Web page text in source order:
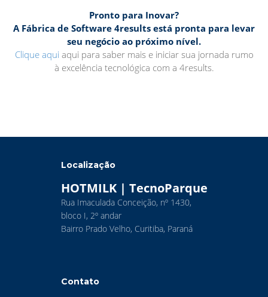
Pronto para Inovar?
A Fábrica de Software 4results está pronta para levar
seu negócio ao próximo nível.
Clique aqui aqui para saber mais e iniciar sua jornada rumo
à excelência tecnológica com a 4results.
Localização
HOTMILK | TecnoParque
Rua Imaculada Conceição, nº 1430,
bloco I, 2º andar
Bairro Prado Velho, Curitiba, Paraná
Contato